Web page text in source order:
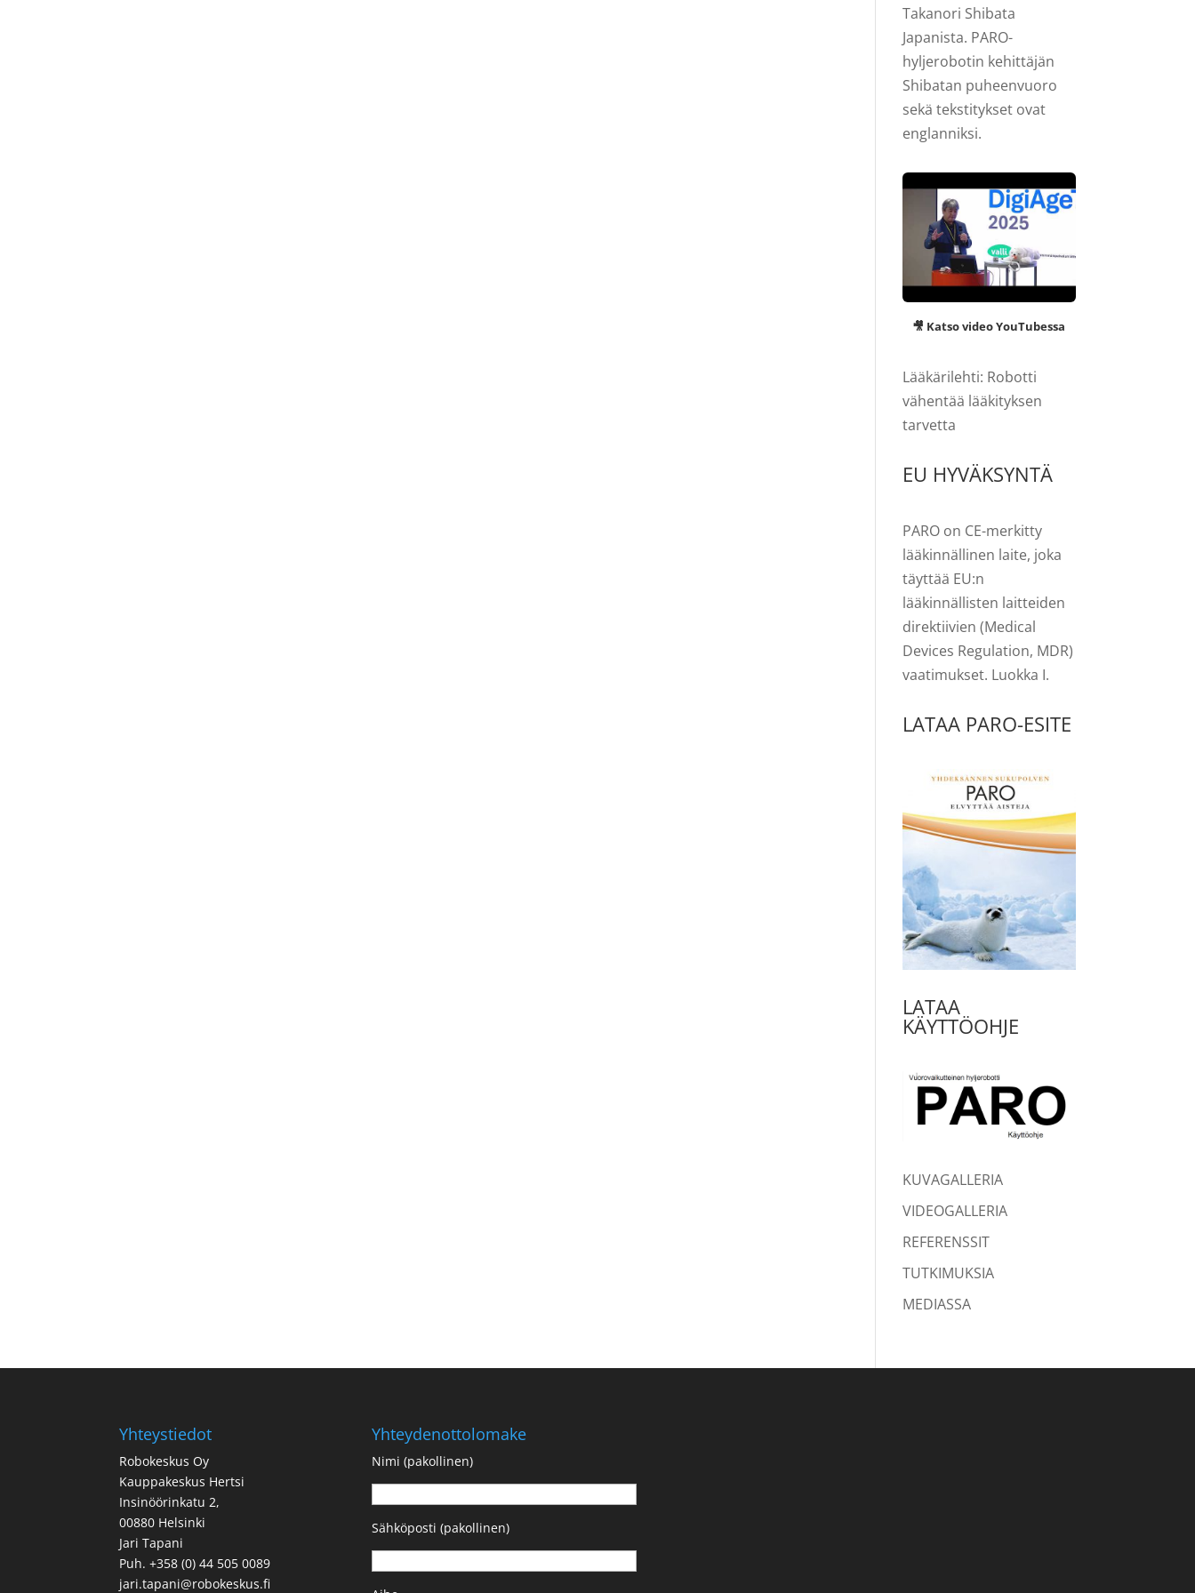
Takanori Shibata
Japanista. PARO-
hyljerobotin kehittäjän
Shibatan puheenvuoro
sekä tekstitykset ovat
englanniksi.
🎥 Katso video YouTubessa
Lääkärilehti: Robotti
vähentää lääkityksen
tarvetta
EU HYVÄKSYNTÄ
PARO on CE-merkitty
lääkinnällinen laite, joka
täyttää EU:n
lääkinnällisten laitteiden
direktiivien (Medical
Devices Regulation, MDR)
vaatimukset. Luokka I.
LATAA PARO-ESITE
LATAA
KÄYTTÖOHJE
KUVAGALLERIA
VIDEOGALLERIA
REFERENSSIT
TUTKIMUKSIA
MEDIASSA
Yhteystiedot
Robokeskus Oy
Kauppakeskus Hertsi
Insinöörinkatu 2,
00880 Helsinki
Jari Tapani
Puh. +358 (0) 44 505 0089
jari.tapani@robokeskus.fi
Yhteydenottolomake
Nimi (pakollinen)
Sähköposti (pakollinen)